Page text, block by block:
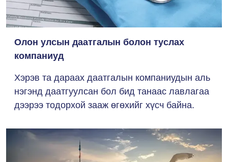
Олон улсын даатгалын болон туслах
компаниуд
Хэрэв та дараах даатгалын компаниудын аль
нэгэнд даатгуулсан бол бид танаас лавлагаа
дээрээ тодорхой зааж өгөхийг хүсч байна.